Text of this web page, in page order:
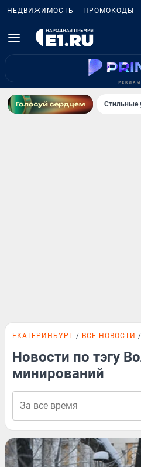
НЕДВИЖИМОСТЬ ПРОМОКОДЫ
Стильные
ЕКАТЕРИНБУРГ ВСЕ НОВОСТИ
Новости по тэгу
минирований